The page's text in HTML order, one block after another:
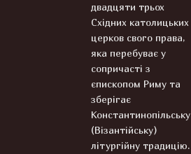
двадцяти трьох
Східних католицьких
церков свого права,
яка перебуває у
сопричасті з
єпископом Риму та
зберігає
Константинопільську
(Візантійську)
літургійну традицію.